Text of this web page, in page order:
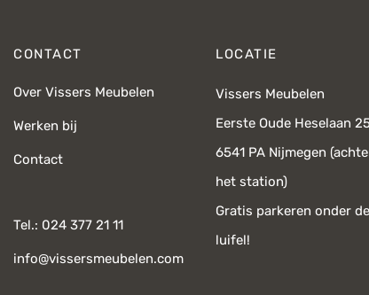
CONTACT
Over Vissers Meubelen
Werken bij
Contact
Tel.: 024 377 21 11
info@vissersmeubelen.com
LOCATIE
Vissers Meubelen
Eerste Oude Heselaan
6541 PA Nijmegen
het station)
Gratis parkeren onder de
luifel!